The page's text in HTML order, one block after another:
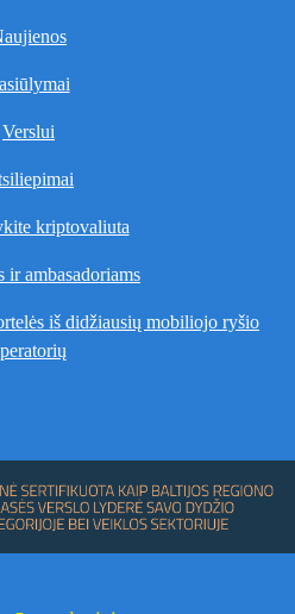
Verslui
kriptovaliuta
ir ambasadoriams
iš didžiausių mobiliojo ryšio